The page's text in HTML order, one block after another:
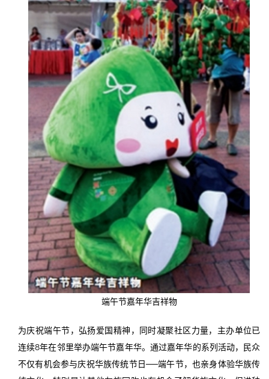
端午节嘉年华吉祥物
为庆祝端午节，弘扬爱国精神，同时凝聚社区力量，主办单位已
连续8年在邻里举办端午节嘉年华。通过嘉年华的系列活动，民众
不仅有机会参与庆祝华族传统节日──端午节，也亲身体验华族传